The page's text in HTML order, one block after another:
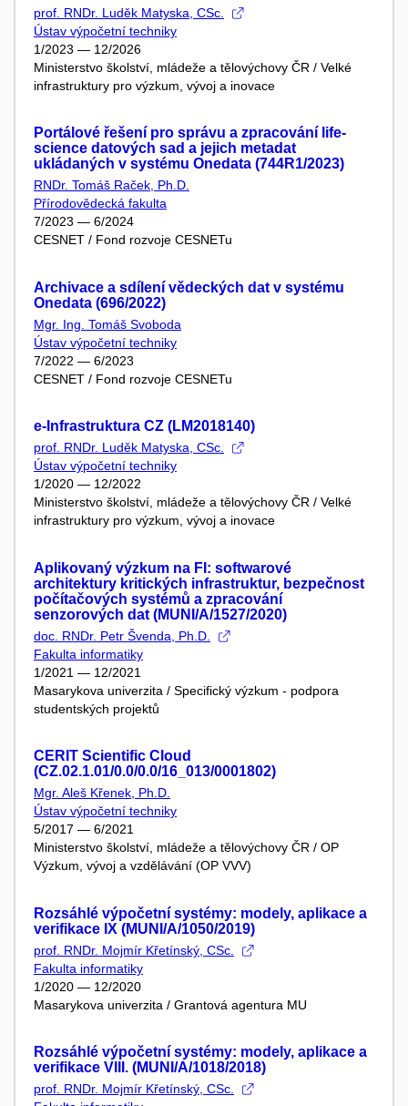
prof. RNDr. Luděk Matyska, CSc.
Ústav výpočetní techniky
1/2023 — 12/2026
Ministerstvo školství, mládeže a tělovýchovy ČR / Velké
infrastruktury pro výzkum, vývoj a inovace
Portálové řešení pro správu a zpracování life-
science datových sad a jejich metadat
ukládaných v systému Onedata (744R1/2023)
RNDr. Tomáš Raček, Ph.D.
Přírodovědecká fakulta
7/2023 — 6/2024
CESNET / Fond rozvoje CESNETu
Archivace a sdílení vědeckých dat v systému
Onedata (696/2022)
Mgr. Ing. Tomáš Svoboda
Ústav výpočetní techniky
7/2022 — 6/2023
CESNET / Fond rozvoje CESNETu
e-Infrastruktura CZ (LM2018140)
prof. RNDr. Luděk Matyska, CSc.
Ústav výpočetní techniky
1/2020 — 12/2022
Ministerstvo školství, mládeže a tělovýchovy ČR / Velké
infrastruktury pro výzkum, vývoj a inovace
Aplikovaný výzkum na FI: softwarové
architektury kritických infrastruktur, bezpečnost
počítačových systémů a zpracování
senzorových dat (MUNI/A/1527/2020)
doc. RNDr. Petr Švenda, Ph.D.
Fakulta informatiky
1/2021 — 12/2021
Masarykova univerzita / Specifický výzkum - podpora
studentských projektů
CERIT Scientific Cloud
(CZ.02.1.01/0.0/0.0/16_013/0001802)
Mgr. Aleš Křenek, Ph.D.
Ústav výpočetní techniky
5/2017 — 6/2021
Ministerstvo školství, mládeže a tělovýchovy ČR / OP
Výzkum, vývoj a vzdělávání (OP VVV)
Rozsáhlé výpočetní systémy: modely, aplikace a
verifikace IX (MUNI/A/1050/2019)
prof. RNDr. Mojmír Křetínský, CSc.
Fakulta informatiky
1/2020 — 12/2020
Masarykova univerzita / Grantová agentura MU
Rozsáhlé výpočetní systémy: modely, aplikace a
verifikace VIII. (MUNI/A/1018/2018)
prof. RNDr. Mojmír Křetínský, CSc.